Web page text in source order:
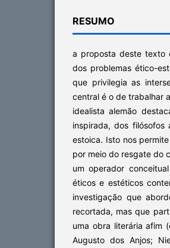
RESUMO
a proposta deste texto
dos problemas ético-
que privilegia as
central é o de trabalhar
idealista alemão
inspirada, dos filósofos
estoica. Isto nos
por meio do resgate do
um operador
éticos e estéticos
investigação que
recortada, mas que
uma obra literária afim
Augusto dos Anjos;